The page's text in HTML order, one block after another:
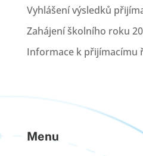
Vyhlášení výsledků
Zahájení školního roku
Informace k přijímacímu
Menu